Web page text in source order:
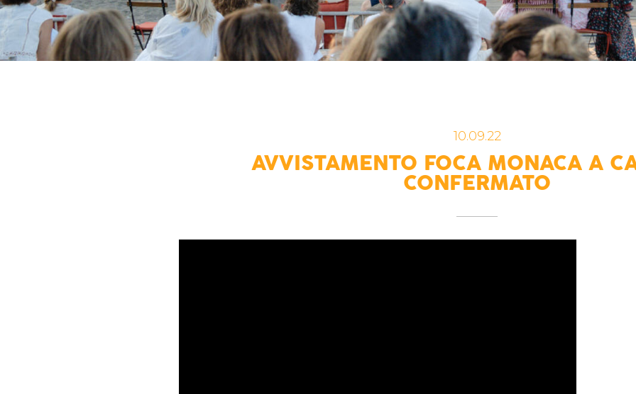
AVVISTAMENTO FOCA MONACA A
CONFERMATO
10.09.22